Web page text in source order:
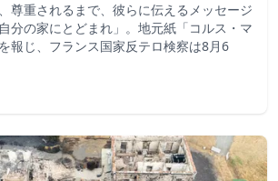
尊重されるまで、彼らに伝えるメッセージ
分の家にとどまれ」。地元紙「コルス・マ
報じ、フランス国家反テロ検察は8月6